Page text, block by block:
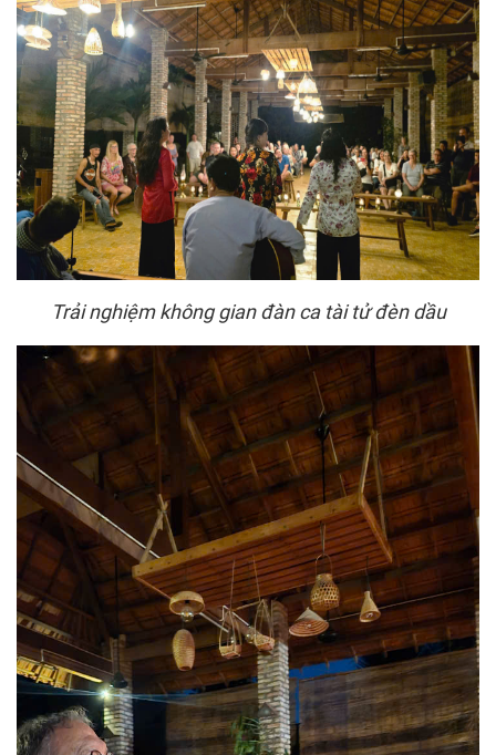
Trải nghiệm không gian đàn ca tài tử đèn dầu